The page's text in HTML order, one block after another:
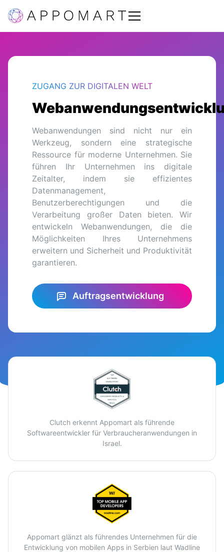
ZUGANG ZUR DIGITALEN WELT
Webanwendungen sind nicht nur ein
Werkzeug, sondern eine strategische
Ressource für moderne Unternehmen. Sie
führen Ihr Unternehmen ins digitale
Zeitalter, indem sie effizientes
Datenmanagement,
Benutzerberechtigungen und die
Verarbeitung großer Daten bieten. Wir
entwickeln Webanwendungen, die die
Möglichkeiten Ihres Unternehmens
erweitern und Sicherheit und Produktivität
garantieren.
Auftragsentwicklung
Clutch erkennt Appomart als führende
Softwareentwickler für Verbraucheranwendungen in
Israel.
Appomart glänzt als führendes Unternehmen für die
Entwicklung von mobilen Apps in Serbien laut Wadline